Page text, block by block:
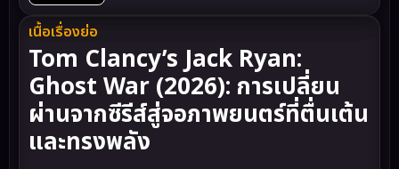
เนื้อเรื่องย่อ
Tom Clancy’s Jack Ryan:
Ghost War (2026): การเปลี่ยน
ผ่านจากซีรีส์สู่จอภาพยนตร์ที่ตื่นเต้น
และทรงพลัง